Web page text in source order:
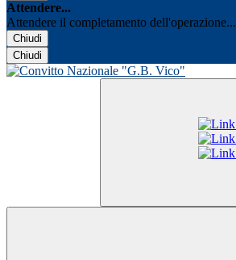
Attendere...
Attendere il completamento dell'operazione...
Chiudi
Chiudi